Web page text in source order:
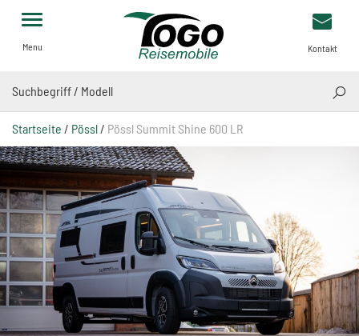
Menu Kontakt
Startseite / Pössl/ Pössl Summit Shine 600 LR